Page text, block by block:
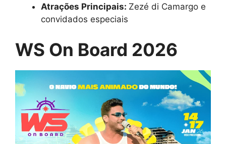
Atrações Principais: Zezé di Camargo e
convidados especiais
WS On Board 2026